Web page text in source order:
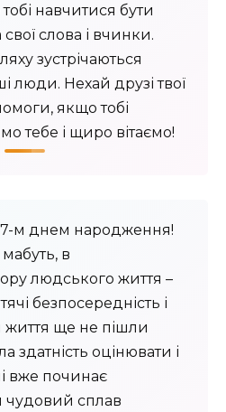
навчитися бути
слова і вчинки.
зустрічаються
люди. Нехай друзі твої
якщо тобі
тебе і щиро вітаємо!
17-м днем ​​народження!
в
людського життя –
безпосередність і
життя ще не пішли
здатність оцінювати і
вже починає
чудовий сплав